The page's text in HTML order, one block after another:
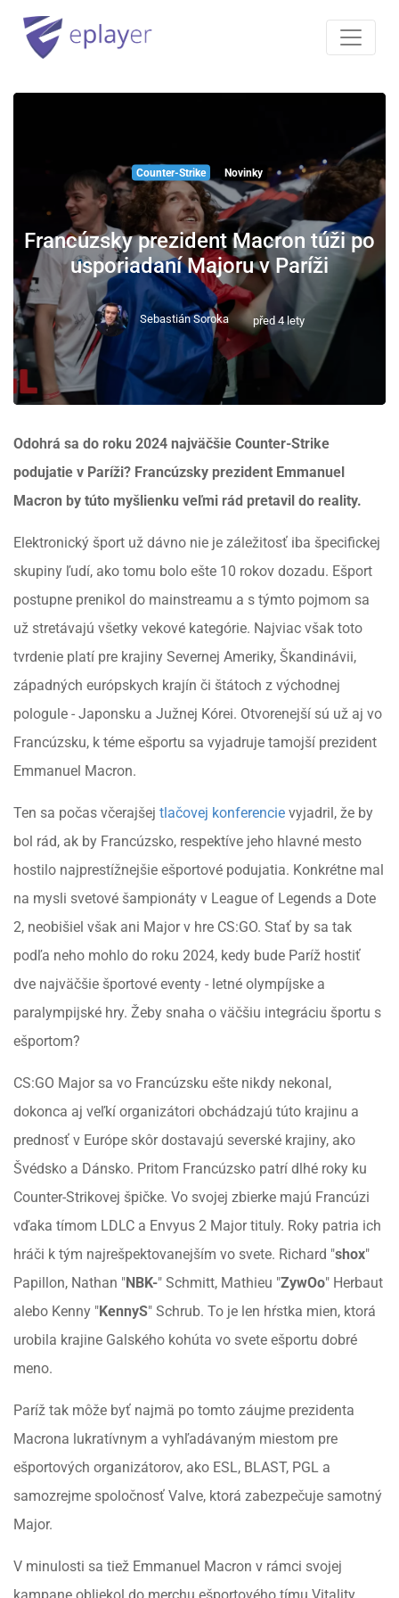
Counter-Strike Novinky
Francúzsky prezident Macron túži po
usporiadaní Majoru v Paríži
Sebastián Soroka před 4 lety
Odohrá sa do roku 2024 najväčšie Counter-Strike
podujatie v Paríži? Francúzsky prezident Emmanuel
Macron by túto myšlienku veľmi rád pretavil do reality.
Elektronický šport už dávno nie je záležitosť iba špecifickej
skupiny ľudí, ako tomu bolo ešte 10 rokov dozadu. Ešport
postupne prenikol do mainstreamu a s týmto pojmom sa
už stretávajú všetky vekové kategórie. Najviac však toto
tvrdenie platí pre krajiny Severnej Ameriky, Škandinávii,
západných európskych krajín či štátoch z východnej
pologule - Japonsku a Južnej Kórei. Otvorenejší sú už aj vo
Francúzsku, k téme ešportu sa vyjadruje tamojší prezident
Emmanuel Macron.
Ten sa počas včerajšej tlačovej konferencie vyjadril, že by
bol rád, ak by Francúzsko, respektíve jeho hlavné mesto
hostilo najprestížnejšie ešportové podujatia. Konkrétne mal
na mysli svetové šampionáty v League of Legends a Dote
2, neobišiel však ani Major v hre CS:GO. Stať by sa tak
podľa neho mohlo do roku 2024, kedy bude Paríž hostiť
dve najväčšie športové eventy - letné olympíjske a
paralympijské hry. Žeby snaha o väčšiu integráciu športu s
ešportom?
CS:GO Major sa vo Francúzsku ešte nikdy nekonal,
dokonca aj veľkí organizátori obchádzajú túto krajinu a
prednosť v Európe skôr dostavajú severské krajiny, ako
Švédsko a Dánsko. Pritom Francúzsko patrí dlhé roky ku
Counter-Strikovej špičke. Vo svojej zbierke majú Francúzi
vďaka tímom LDLC a Envyus 2 Major tituly. Roky patria ich
hráči k tým najrešpektovanejším vo svete. Richard "shox"
Papillon, Nathan "NBK-" Schmitt, Mathieu "ZywOo" Herbaut
alebo Kenny "KennyS" Schrub. To je len hŕstka mien, ktorá
urobila krajine Galského kohúta vo svete ešportu dobré
meno.
Paríž tak môže byť najmä po tomto záujme prezidenta
Macrona lukratívnym a vyhľadávaným miestom pre
ešportových organizátorov, ako ESL, BLAST, PGL a
samozrejme spoločnosť Valve, ktorá zabezpečuje samotný
Major.
V minulosti sa tiež Emmanuel Macron v rámci svojej